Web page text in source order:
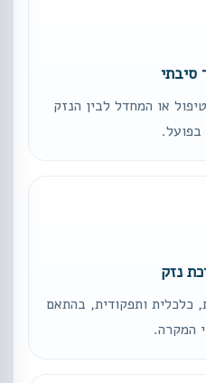
או המחדל לבין הנזק
כלכלית ותפקודית, בהתאם
המקרה.